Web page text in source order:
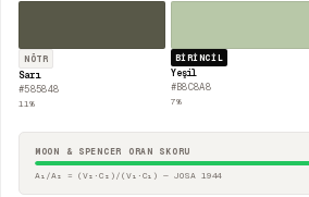
NÖTR
Sarı
#585848
11%
BIRINCIL
Yeşil
#B8C8A8
7%
MOON & SPENCER ORAN SKORU
A₁/A₂ = (V₂·C₂)/(V₁·C₁) — JOSA 1944